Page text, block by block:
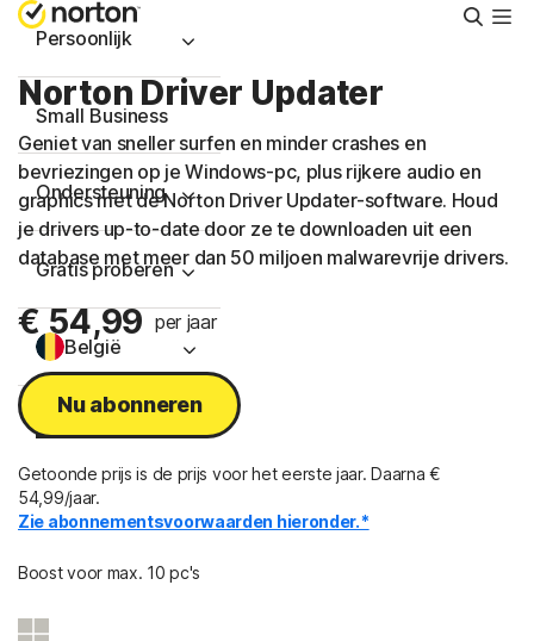
Persoonlijk
Small Business
Ondersteuning
Gratis proberen
België
Norton Driver Updater
Geniet van sneller surfen en minder crashes en
bevriezingen op je Windows-pc, plus rijkere audio en
graphics met de Norton Driver Updater-software. Houd
je drivers up-to-date door ze te downloaden uit een
database met meer dan 50 miljoen malwarevrije drivers.
€ 54,99 per jaar
Nu abonneren
Getoonde prijs is de prijs voor het eerste jaar. Daarna €
54,99/jaar.
Zie abonnementsvoorwaarden hieronder.*
Boost voor max. 10 pc's